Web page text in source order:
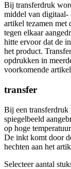
Bij transferdruk
middel van digitaal-
artikel tezamen met
tegen elkaar
hitte ervoor dat de
het product.
opdrukken in
voorkomende
transfer
Bij een transferdruk
spiegelbeeld
op hoge
De inkt komt door
hechten aan het
Selecteer aantal